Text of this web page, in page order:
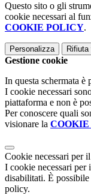
Questo sito o gli
cookie necessari al
COOKIE POLICY.
Personalizza Rifiuta
Gestione cookie
In questa schermata è
I cookie necessari
piattaforma e non è
Per conoscere quali
visionare la
Cookie necessari per
I cookie necessari per
disabilitati. È
policy.